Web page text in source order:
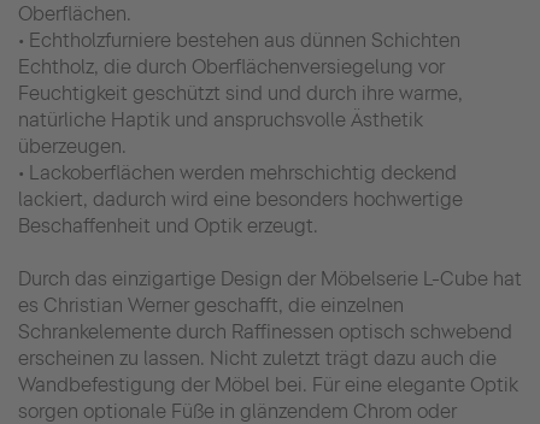
Oberflächen.
• Echtholzfurniere bestehen aus dünnen Schichten
Echtholz, die durch Oberflächenversiegelung vor
Feuchtigkeit geschützt sind und durch ihre warme,
natürliche Haptik und anspruchsvolle Ästhetik
überzeugen.
• Lackoberflächen werden mehrschichtig deckend
lackiert, dadurch wird eine besonders hochwertige
Beschaffenheit und Optik erzeugt.
Durch das einzigartige Design der Möbelserie L-Cube hat
es Christian Werner geschafft, die einzelnen
Schrankelemente durch Raffinessen optisch schwebend
erscheinen zu lassen. Nicht zuletzt trägt dazu auch die
Wandbefestigung der Möbel bei. Für eine elegante Optik
sorgen optionale Füße in glänzendem Chrom oder